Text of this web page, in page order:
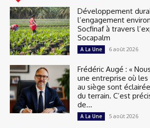
Développement
l’engagement
Socfinaf à travers
Socapalm
A La Une 6 août 2026
Frédéric Augé : «
une entreprise où les
au siège sont
du terrain. C’est
de...
A La Une 5 août 2026